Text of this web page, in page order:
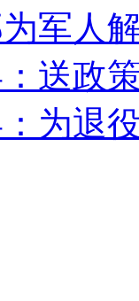
军人
送政
为退